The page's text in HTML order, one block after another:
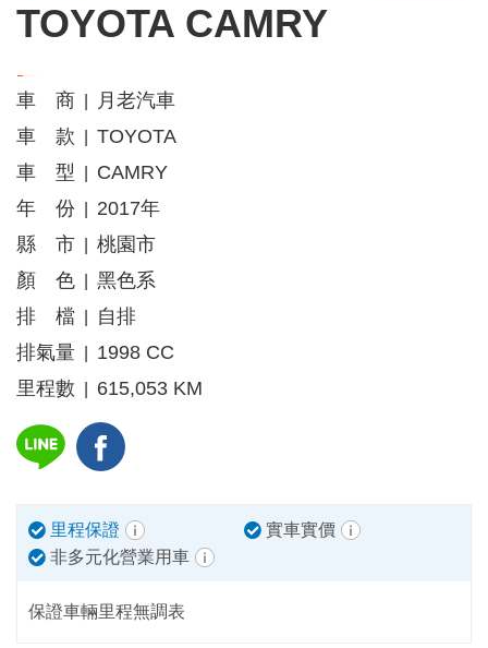
TOYOTA CAMRY
車 商
月老汽車
車 款
TOYOTA
車 型
CAMRY
年 份
2017年
縣 市
桃園市
顏 色
黑色系
排 檔
自排
排氣量
1998 CC
里程數
615,053 KM
里程保證
實車實價
非多元化營業用車
保證車輛里程無調表